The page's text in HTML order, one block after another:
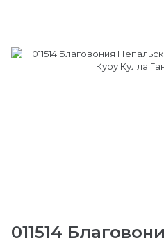
011514